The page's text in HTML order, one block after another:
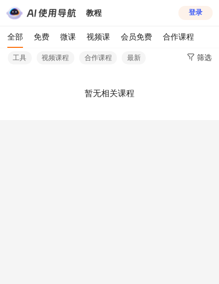
教程 登录
全部 免费 微课 视频课 会员免费 合作课程
工具 视频课程 合作课程 最新 筛选
暂无相关课程